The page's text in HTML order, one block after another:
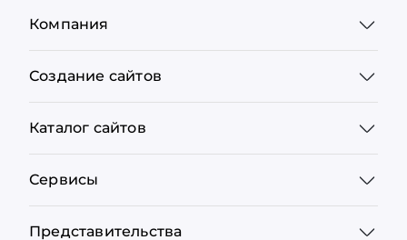
Компания
Создание сайтов
Каталог сайтов
Сервисы
Представительства